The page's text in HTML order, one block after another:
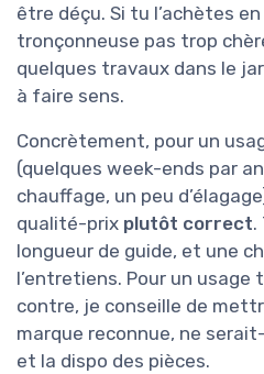
être déçu. Si tu l’achètes
tronçonneuse pas trop
quelques travaux dans le
à faire sens.
Concrètement, pour un
(quelques week-ends par
chauffage, un peu
qualité-prix plutôt correct.
longueur de guide, et une
l’entretiens. Pour un
contre, je conseille de
marque reconnue, ne
et la dispo des pièces.